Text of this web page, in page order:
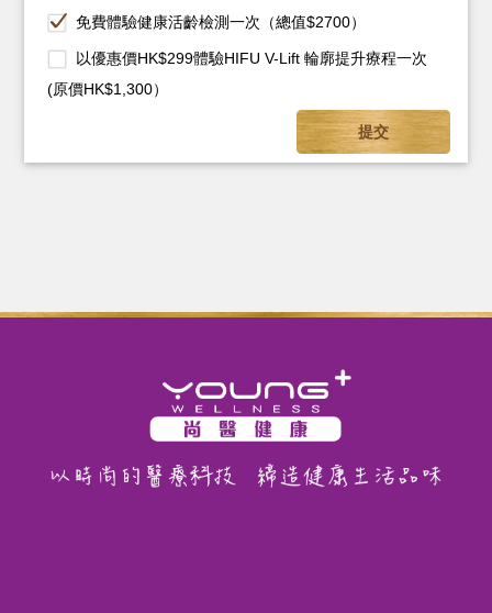
免費體驗健康活齡檢測一次（總值$2700）
以優惠價HK$299體驗HIFU V-Lift 輪廓提升療程一次
(原價HK$1,300）